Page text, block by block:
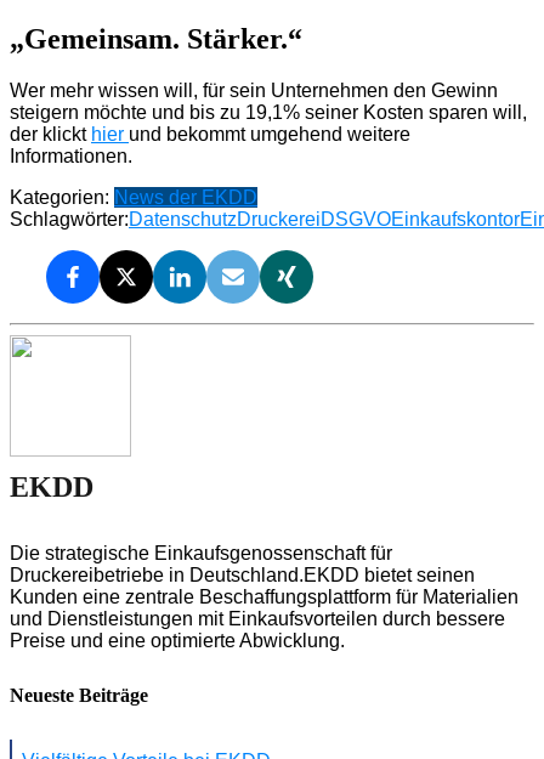
„Gemeinsam. Stärker.“
Wer mehr wissen will, für sein Unternehmen den Gewinn
steigern möchte und bis zu 19,1% seiner Kosten sparen will,
der klickt hier und bekommt umgehend weitere
Informationen.
Kategorien: News der EKDD
Schlagwörter:DatenschutzDruckereiDSGVOEinkaufskontor
EKDD
Die strategische Einkaufsgenossenschaft für
Druckereibetriebe in Deutschland.EKDD bietet seinen
Kunden eine zentrale Beschaffungsplattform für Materialien
und Dienstleistungen mit Einkaufsvorteilen durch bessere
Preise und eine optimierte Abwicklung.
Neueste Beiträge